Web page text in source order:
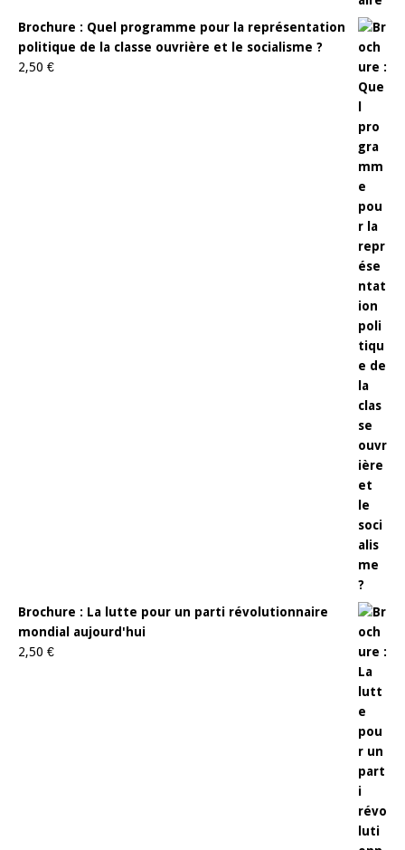
Brochure : Quel programme pour la représentation
politique de la classe ouvrière et le socialisme ?
2,50 €
Brochure : La lutte pour un parti révolutionnaire
mondial aujourd'hui
2,50 €